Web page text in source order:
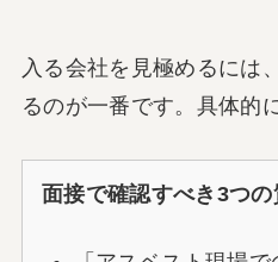
入る会社を見極めるには
るのが一番です。具体的
面接で確認すべき3つの